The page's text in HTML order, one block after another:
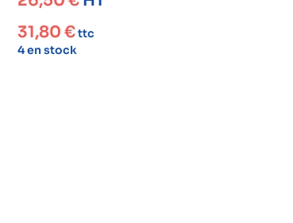
31,80 €ttc
4 en stock